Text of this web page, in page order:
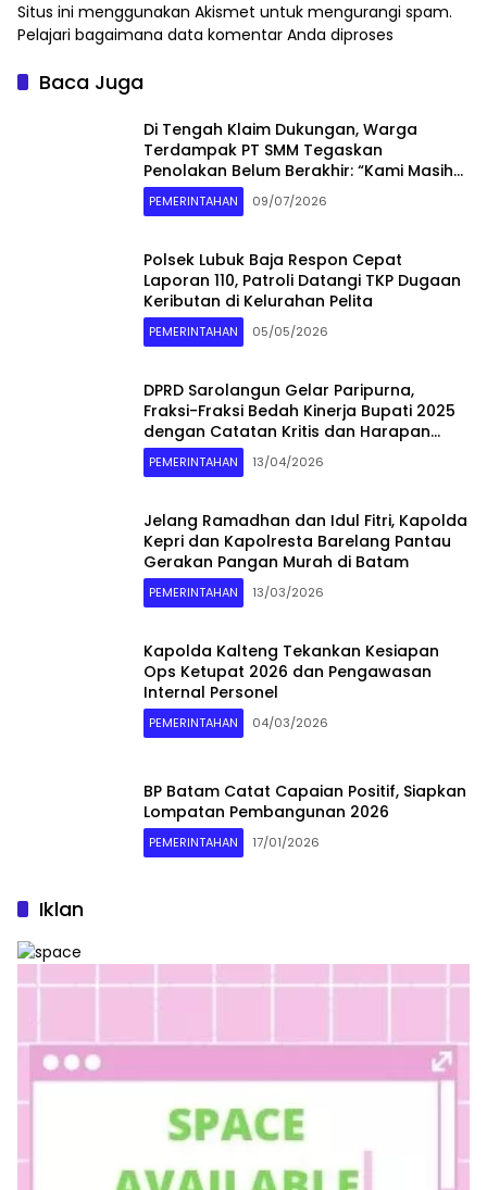
Situs ini menggunakan Akismet untuk mengurangi spam.
Pelajari bagaimana data komentar Anda diproses
Baca Juga
Di Tengah Klaim Dukungan, Warga
Terdampak PT SMM Tegaskan
Penolakan Belum Berakhir: “Kami Masih
Merasakan Dampaknya”
PEMERINTAHAN 09/07/2026
Polsek Lubuk Baja Respon Cepat
Laporan 110, Patroli Datangi TKP Dugaan
Keributan di Kelurahan Pelita
PEMERINTAHAN 05/05/2026
DPRD Sarolangun Gelar Paripurna,
Fraksi-Fraksi Bedah Kinerja Bupati 2025
dengan Catatan Kritis dan Harapan
Baru
PEMERINTAHAN 13/04/2026
Jelang Ramadhan dan Idul Fitri, Kapolda
Kepri dan Kapolresta Barelang Pantau
Gerakan Pangan Murah di Batam
PEMERINTAHAN 13/03/2026
Kapolda Kalteng Tekankan Kesiapan
Ops Ketupat 2026 dan Pengawasan
Internal Personel
PEMERINTAHAN 04/03/2026
BP Batam Catat Capaian Positif, Siapkan
Lompatan Pembangunan 2026
PEMERINTAHAN 17/01/2026
Iklan